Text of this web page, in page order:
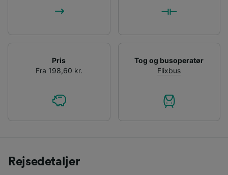
Pris
Fra 198,60 kr.
Tog og busoperatør
Flixbus
Rejsedetaljer